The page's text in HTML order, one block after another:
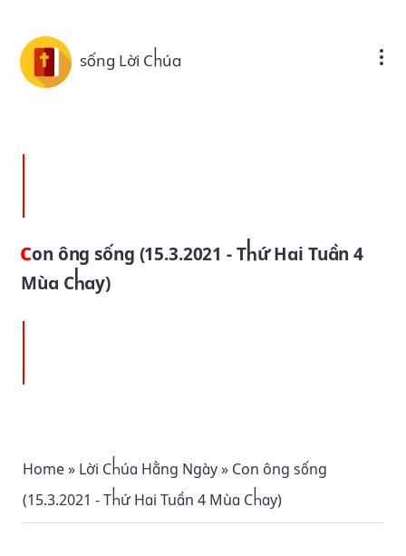
sống Lời Chúa
Con ông sống (15.3.2021 - Thứ Hai Tuần 4
Mùa Chay)
Home» Lời Chúa Hằng Ngày» Con ông sống
(15.3.2021 - Thứ Hai Tuần 4 Mùa Chay)